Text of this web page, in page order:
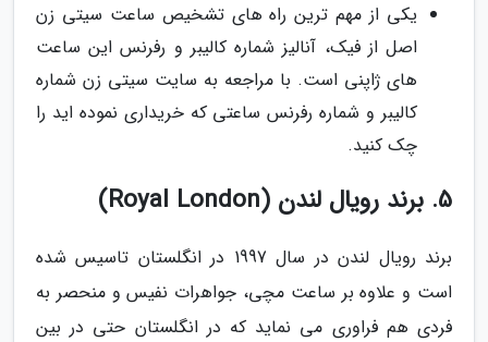
یکی از مهم ترین راه های تشخیص ساعت سیتی زن
اصل از فیک، آنالیز شماره کالیبر و رفرنس این ساعت
های ژاپنی است. با مراجعه به سایت سیتی زن شماره
کالیبر و شماره رفرنس ساعتی که خریداری نموده اید را
چک کنید.
5. برند رویال لندن (Royal London)
برند رویال لندن در سال 1997 در انگلستان تاسیس شده
است و علاوه بر ساعت مچی، جواهرات نفیس و منحصر به
فردی هم فراوری می نماید که در انگلستان حتی در بین